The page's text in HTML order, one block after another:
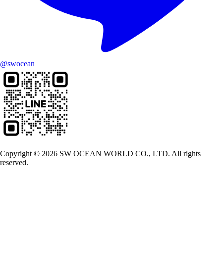
@swocean
Copyright © 2026 SW OCEAN WORLD CO., LTD. All rights
reserved.